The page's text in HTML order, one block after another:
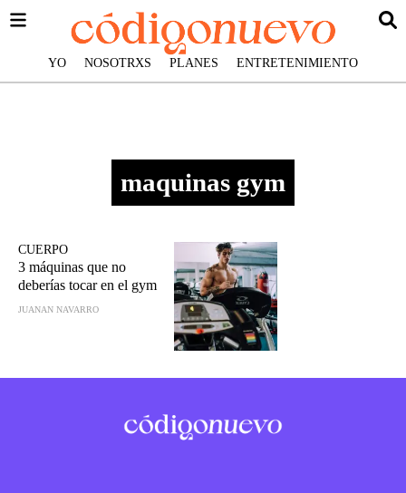
YO NOSOTRXS PLANES ENTRETENIMIENTO
maquinas gym
CUERPO
3 máquinas que no
deberías tocar en el gym
JUANAN NAVARRO